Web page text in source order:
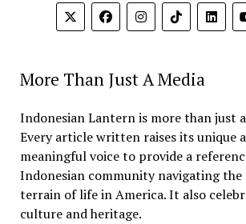
More Than Just A Media
Indonesian Lantern is more than just
Every article written raises its unique
meaningful voice to provide a
Indonesian community navigating
terrain of life in America. It also
culture and heritage.